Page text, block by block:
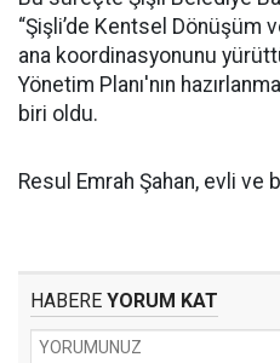
“Şişli’de Kentsel Dönüşüm
ana koordinasyonunu
Yönetim Planı'nın
biri oldu.
Resul Emrah Şahan, evli ve
HABERE YORUM KAT